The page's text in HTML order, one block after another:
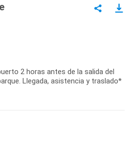
2 horas antes de la salida del
Llegada, asistencia y traslado*